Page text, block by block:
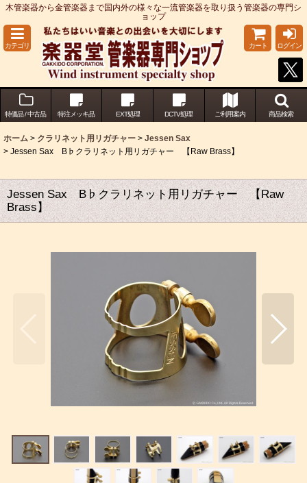
木管楽器から金管楽器まで国内外の様々な一流管楽器を取り扱う管楽器の専門シ
ョップ
カテゴリ カート ログイン
特価品 / 中古品 特注メッキ品 EXT処理 DCTV処理 ご利用案内 商品検索
ホーム > クラリネット用リガチャー > Jessen Sax
> Jessen Sax B♭クラリネット用リガチャー 【Raw Brass】
Jessen Sax B♭クラリネット用リガチャー 【Raw
Brass】